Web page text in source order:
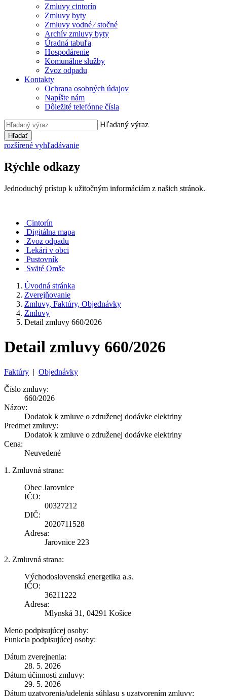
Zmluvy cintorín
Zmluvy byty
Zmluvy vodné ⁄ stočné
Archív zmluvy byty
Úradná tabuľa
Hospodárenie
Komunálne služby
Zvoz odpadu
Kontakty
Ochrana osobných údajov
Napíšte nám
Dôležité telefónne čísla
Hľadaný výraz
Hľadať
rozšírené vyhľadávanie
Rýchle odkazy
Jednoduchý prístup k užitočným informáciám z našich stránok.
Cintorín
Digitálna mapa
Zvoz odpadu
Lekári v obci
Pustovník
Sväté Omše
Úvodná stránka
Zverejňovanie
Zmluvy, Faktúry, Objednávky
Zmluvy
Detail zmluvy 660/2026
Detail zmluvy 660/2026
Faktúry | Objednávky
Číslo zmluvy:
660/2026
Názov:
Dodatok k zmluve o združenej dodávke elektriny
Predmet zmluvy:
Dodatok k zmluve o združenej dodávke elektriny
Cena:
Neuvedené
1. Zmluvná strana:
Obec Jarovnice
IČO:
00327212
DIČ:
2020711528
Adresa:
Jarovnice 223
2. Zmluvná strana:
Východoslovenská energetika a.s.
IČO:
36211222
Adresa:
Mlynská 31, 04291 Košice
Meno podpisujúcej osoby:
Funkcia podpisujúcej osoby:
Dátum zverejnenia:
28. 5. 2026
Dátum účinnosti zmluvy:
29. 5. 2026
Dátum uzatvorenia/udelenia súhlasu s uzatvorením zmluvy: